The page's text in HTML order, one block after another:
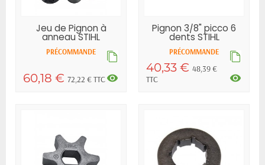
Jeu de Pignon à
anneau STIHL
PRÉCOMMANDE
60,18 € 72,22 € TTCvisibility
Pignon 3/8" picco 6
dents STIHL
PRÉCOMMANDE
40,33 € 48,39 €
TTC
visibility